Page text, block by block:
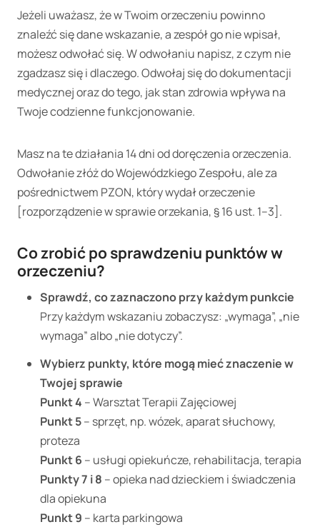
Jeżeli uważasz, że w Twoim orzeczeniu powinno
znaleźć się dane wskazanie, a zespół go nie wpisał,
możesz odwołać się. W odwołaniu napisz, z czym nie
zgadzasz się i dlaczego. Odwołaj się do dokumentacji
medycznej oraz do tego, jak stan zdrowia wpływa na
Twoje codzienne funkcjonowanie.
Masz na te działania 14 dni od doręczenia orzeczenia.
Odwołanie złóż do Wojewódzkiego Zespołu, ale za
pośrednictwem PZON, który wydał orzeczenie
[rozporządzenie w sprawie orzekania, § 16 ust. 1–3].
Co zrobić po sprawdzeniu punktów w
orzeczeniu?
Sprawdź, co zaznaczono przy każdym punkcie
Przy każdym wskazaniu zobaczysz: „wymaga”, „nie
wymaga” albo „nie dotyczy”.
Wybierz punkty, które mogą mieć znaczenie w
Twojej sprawie
Punkt 4 – Warsztat Terapii Zajęciowej
Punkt 5– sprzęt, np. wózek, aparat słuchowy,
proteza
Punkt 6 – usługi opiekuńcze, rehabilitacja, terapia
Punkty 7 i 8 – opieka nad dzieckiem i świadczenia
dla opiekuna
Punkt 9 – karta parkingowa